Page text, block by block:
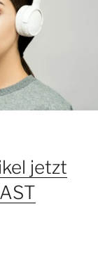
jetzt